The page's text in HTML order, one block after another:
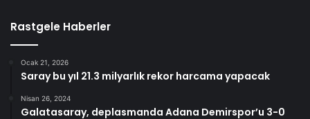
Rastgele Haberler
Ocak 21, 2026
Saray bu yıl 21.3 milyarlık rekor harcama yapacak
Nisan 26, 2024
Galatasaray, deplasmanda Adana Demirspor’u 3-0